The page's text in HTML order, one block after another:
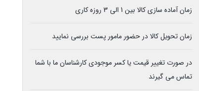
زمان آماده سازی کالا بین 1 الی 3 روزه کاری
زمان تحویل کالا در حضور مامور پست بررسی نمایید
در صورت تغییر قیمت یا کسر موجودی کارشناسان ما با شما
تماس می گیرند